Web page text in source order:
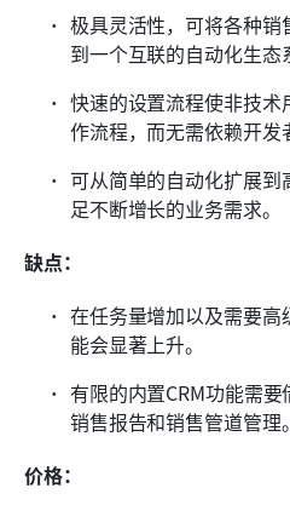
极具灵活性，可将各种
到一个互联的自动化生态
快速的设置流程使非技
作流程，而无需依赖开发
可从简单的自动化扩展
足不断增长的业务需求。
缺点：
在任务量增加以及需要
能会显著上升。
有限的内置CRM功能需
销售报告和销售管道管理。
价格：